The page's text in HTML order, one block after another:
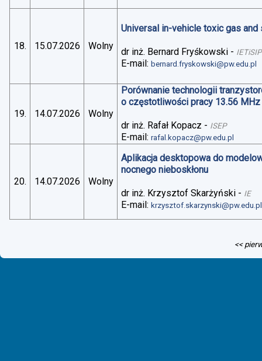
18. 15.07.2026 Wolny
Universal in-vehicle toxic gas
dr inż. Bernard Fryśkowski - IETiSIP
E-mail:bernard.fryskowski@pw.edu.pl
19. 14.07.2026 Wolny
Porównanie technologii
o częstotliwości pracy 13.56 MHz
dr inż. Rafał Kopacz - ISEP
E-mail:rafal.kopacz@pw.edu.pl
20. 14.07.2026 Wolny
Aplikacja desktopowa do
nocnego nieboskłonu
dr inż. Krzysztof Skarżyński - IE
E-mail:krzysztof.skarzynski@pw.edu.pl
<<